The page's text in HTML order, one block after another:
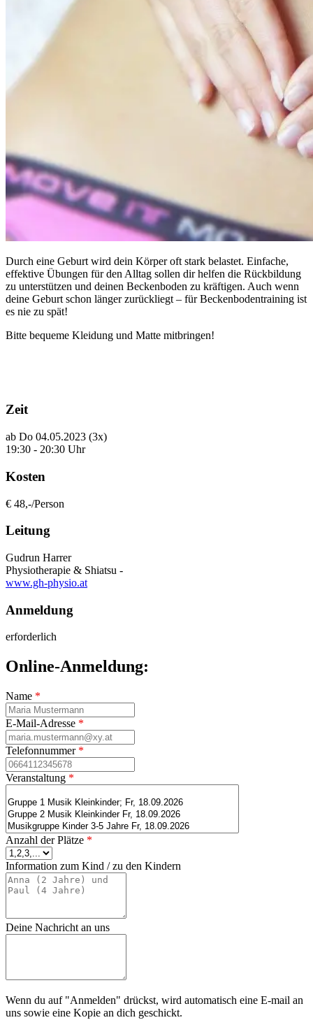
Durch eine Geburt wird dein Körper oft stark belastet. Einfache,
effektive Übungen für den Alltag sollen dir helfen die Rückbildung
zu unterstützen und deinen Beckenboden zu kräftigen. Auch wenn
deine Geburt schon länger zurückliegt – für Beckenbodentraining ist
es nie zu spät!
Bitte bequeme Kleidung und Matte mitbringen!
Zeit
ab Do 04.05.2023 (3x)
19:30 - 20:30 Uhr
Kosten
€ 48,-/Person
Leitung
Gudrun Harrer
Physiotherapie & Shiatsu -
www.gh-physio.at
Anmeldung
erforderlich
Online-Anmeldung:
Name *
E-Mail-Adresse *
Telefonnummer *
Veranstaltung *
Anzahl der Plätze *
Information zum Kind / zu den Kindern
Deine Nachricht an uns
Wenn du auf "Anmelden" drückst, wird automatisch eine E-mail an
uns sowie eine Kopie an dich geschickt.